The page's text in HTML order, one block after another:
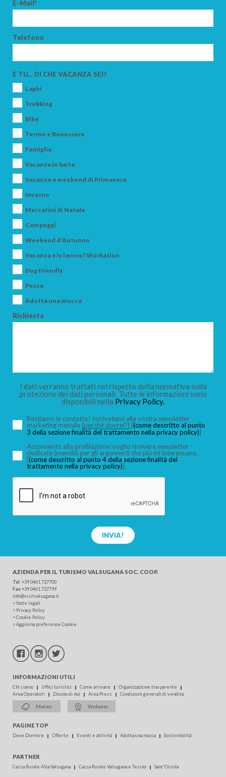
E-Mail*
Telefono
E TU... DI CHE VACANZA SEI?
Laghi
Trekking
Bike
Terme e Benessere
Famiglia
Vacanza in baita
Vacanze e weekend di Primavera
Inverno
Mercatini di Natale
Campeggi
Weekend d'Autunno
Vacanza e/o lavoro? Workation
Dog friendly
Pesca
Adotta una mucca
Richiesta
I dati verranno trattati nel rispetto della normativa sulla
protezione dei dati personali. Tutte le informazioni sono
disponibili nella Privacy Policy.
Restiamo in contatto! Iscrivetemi alla vostra newsletter
marketing mensile (perché dovrei?) [(come descritto al punto
3 della sezione finalità del trattamento nella privacy policy)]
Acconsento alla profilazione: voglio ricevere newsletter
dedicate (mensili) per gli argomenti che più mi interessano,
[(come descritto al punto 4 della sezione finalità del
trattamento nella privacy policy)]
INVIA!
AZIENDA PER IL TURISMO VALSUGANA SOC. COOP.
Tel +39 0461 727700
Fax+39 0461 727799
info@visitvalsugana.it
> Note legali
> Privacy Policy
>Cookie Policy
>Aggiorna preferenze Cookie
INFORMAZIONI UTILI
Chi siamo Uffici turistici Come arrivare
Organizzazione trasparente
Area Operatori
Dicono di noi Area Press Condizioni generali di vendita
Meteo Webcam
PAGINE TOP
Dove Dormire Offerte Eventi e attività Adotta una mucca Sostenibilità
PARTNER
Cassa Rurale Alta Valsugana Cassa Rurale Valsugana e Tesino Sant'Orsola